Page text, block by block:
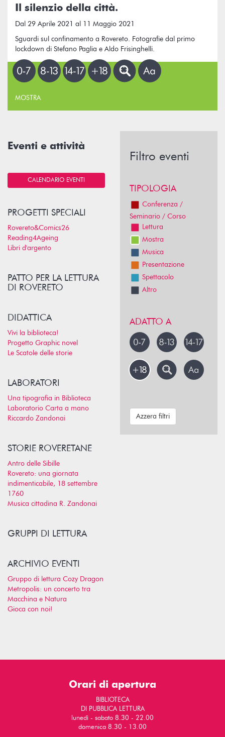
Il silenzio della città.
Dal 29 Aprile 2021 al 11 Maggio 2021
Sguardi sul confinamento a Rovereto. Fotografie dal primo
lockdown di Stefano Paglia e Aldo Frisinghelli.
MOSTRA
Eventi e attività
CALENDARIO EVENTI
PROGETTI SPECIALI
Rovereto&Comics26
Reading4Ageing
Libri d'argento
PATTO PER LA LETTURA
DI ROVERETO
DIDATTICA
Vivi la biblioteca!
Progetto Graphic novel
Le Scatole delle storie
LABORATORI
Una tipografia in Biblioteca
Laboratorio Carta a mano
Riccardo Zandonai
STORIE ROVERETANE
Antro delle Sibille
Rovereto: una giornata
indimenticabile, 18 settembre
1760
Musica cittadina R. Zandonai
GRUPPI DI LETTURA
ARCHIVIO EVENTI
Gruppo di lettura Cozy Dragon
Metropolis: un concerto tra
Macchina e Natura
Gioca con noi!
Filtro eventi
TIPOLOGIA
Conferenza /
Seminario / Corso
Lettura
Mostra
Musica
Presentazione
Spettacolo
Altro
ADATTO A
Azzera filtri
Orari di apertura
BIBLIOTECA
DI PUBBLICA LETTURA
lunedì - sabato 8.30 - 22.00
domenica 8.30 - 13.00